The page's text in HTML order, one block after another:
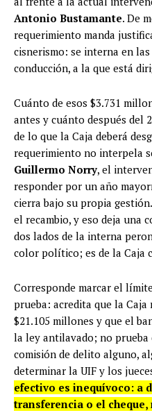
Antonio Bustamante. De
requerimiento manda
cisnerismo: se interna en
conducción, a la que está
Cuánto de esos $3.731
antes y cuánto después del
de lo que la Caja deberá
requerimiento no interpela
Guillermo Norry, el
responder por un año
cierra bajo su propia
el recambio, y eso deja una
dos lados de la interna
color político; es de la Caja
Corresponde marcar el
prueba: acredita que la
$21.105 millones y que el
la ley antilavado; no
comisión de delito alguno,
determinar la UIF y los
efectivo es inequívoco: a
transferencia o el